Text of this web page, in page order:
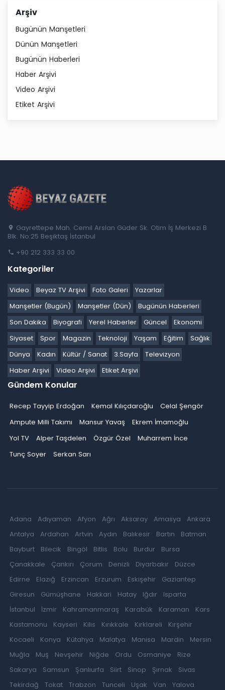
Arşiv
Bugünün Manşetleri
Dünün Manşetleri
Bugünün Haberleri
Haber Arşivi
Video Arşivi
Etiket Arşivi
Gayrettepe Mah. Cemil Arslan Güder Sk. Otim İş Merkezi B
Blk. No:25 Beşiktaş İstanbul
+90 212 333 33 00
Kategoriler
Video Beyaz TV Arşivi Foto Galeri
Yazarlar
Manşetler (Bugün)
Manşetler (Dün)
Bugünün Haberleri
Son Dakika
Biyografi Yerel Haberler Güncel
Ekonomi
Siyaset
Spor Magazin Teknoloji Yaşam Eğitim
Sağlık
Dünya
Kadın Kültür / Sanat 3.Sayfa
Televizyon
Haber Arşivi
Video Arşivi Etiket Arşivi
Gündem Konular
Recep Tayyip Erdoğan Kemal Kılıçdaroğlu
Celal Şengör
Ampute Milli Takımı
Mansur Yavaş
Ekrem İmamoğlu
Yol TV
Alper Taşdelen Özgür Özel
Muharrem İnce
Tunç Soyer
Serkan Sarı
Adana Adıyaman Afyon Ağrı Aksaray Amasya
Ankara
Antalya
Ardahan Artvin Aydın Balıkesir Bartın
Batman
Bayburt
Bilecik Bingöl Bitlis Bolu Burdur
Bursa
Çanakkale
Çankırı Çorum Denizli Diyarbakır
Düzce
Edirne
Elazığ Erzincan Erzurum Eskişehir
Gaziantep
Giresun
Gümüşhane Hakkari Hatay Iğdır
Isparta
İstanbul
İzmir Kahramanmaraş Karabük Karaman
Kars
Kastamonu
Kayseri Kilis Kırıkkale Kırklareli
Kırşehir
Kocaeli
Konya Kütahya Malatya Manisa Mardin
Mersin
Muğla
Muş Nevşehir Niğde Ordu Osmaniye
Rize
Sakarya
Samsun Şanlıurfa Siirt Sinop Şırnak
Sivas
Tekirdağ
Tokat Trabzon Tunceli Uşak Van
Yalova